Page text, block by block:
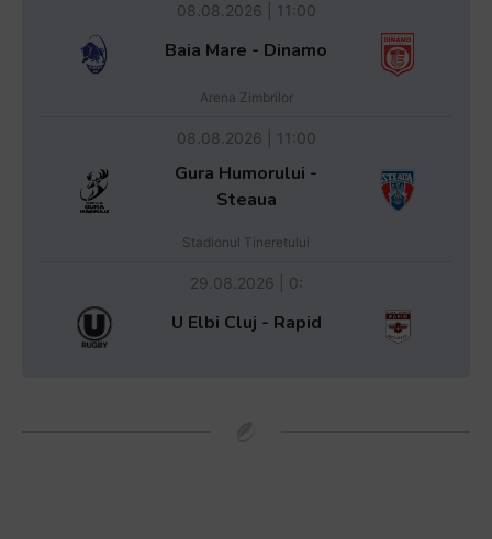
08.08.2026 | 11:00
Baia Mare - Dinamo
Arena Zimbrilor
08.08.2026 | 11:00
Gura Humorului -
Steaua
Stadionul Tineretului
29.08.2026 | 0:
U Elbi Cluj - Rapid